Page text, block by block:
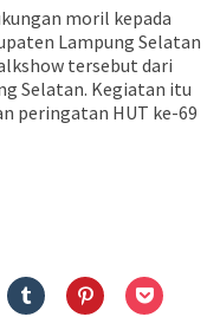
moril kepada
Lampung Selatan
tersebut dari
Selatan. Kegiatan itu
peringatan HUT ke-69
Klik
untuk
Klik
untuk
Klik
untuk